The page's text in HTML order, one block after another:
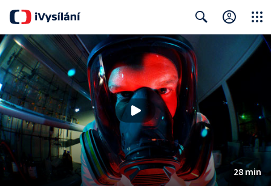
Search Close
28 min